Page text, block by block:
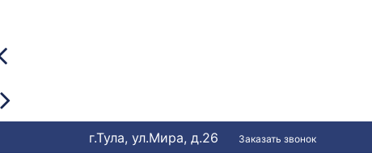
г.Тула, ул.Мира, д.26 Заказать звонок